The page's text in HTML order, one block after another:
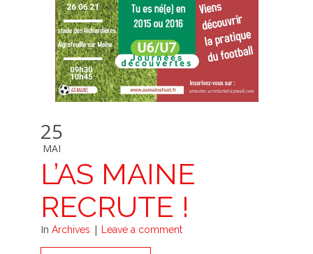
25
MAI
L’AS MAINE
RECRUTE !
In Archives | Leave a comment